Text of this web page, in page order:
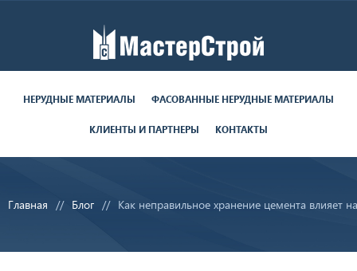
поставки круглосуточно
НЕРУДНЫЕ МАТЕРИАЛЫ ФАСОВАННЫЕ НЕРУДНЫЕ МАТЕРИАЛЫ
КЛИЕНТЫ И ПАРТНЕРЫ КОНТАКТЫ
Главная Блог Как неправильное хранение цемента влияет